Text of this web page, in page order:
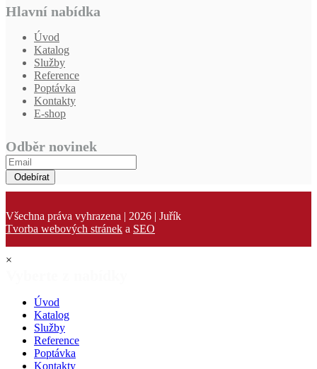
Hlavní nabídka
Úvod
Katalog
Služby
Reference
Poptávka
Kontakty
E-shop
Odběr novinek
Odebírat
Všechna práva vyhrazena | 2026 | Juřík
Tvorba webových stránek a SEO
×
Úvod
Katalog
Služby
Reference
Poptávka
Kontakty